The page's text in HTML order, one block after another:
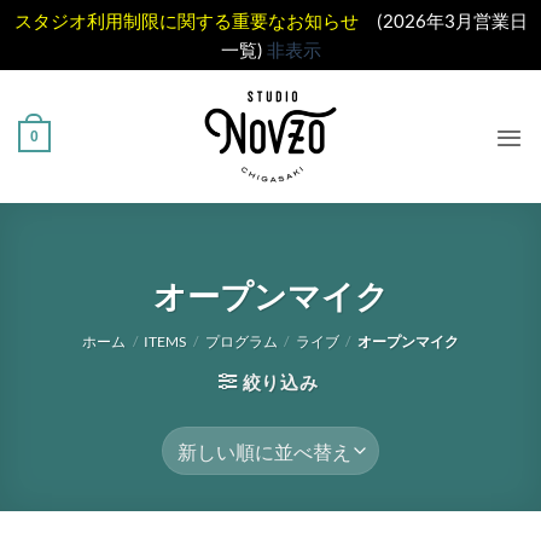
スタジオ利用制限に関する重要なお知らせ
(2026年3月営業日
一覧) 非表示
content
0
オープンマイク
ホーム / ITEMS / プログラム / ライブ / オープンマイク
絞り込み